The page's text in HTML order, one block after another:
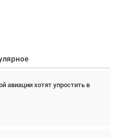
авиации хотят упростить в
вертолётов и БПЛА в